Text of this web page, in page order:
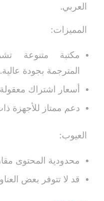
العربي.
المميزات:
مكتبة متنوعة
المترجمة بجودة عالية.
أسعار اشتراك
دعم ممتاز للأجهزة
العيوب:
محدودية المحتوى
قد لا تتوفر بعض